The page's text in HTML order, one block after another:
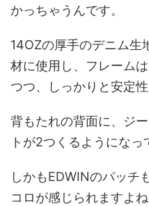
かっちゃうんです。
14OZの厚手のデニム生
材に使用し、フレーム
つつ、しっかりと安定
背もたれの背面に、ジ
トが2つくるようになっ
しかもEDWINのパッチ
コロが感じられますよね